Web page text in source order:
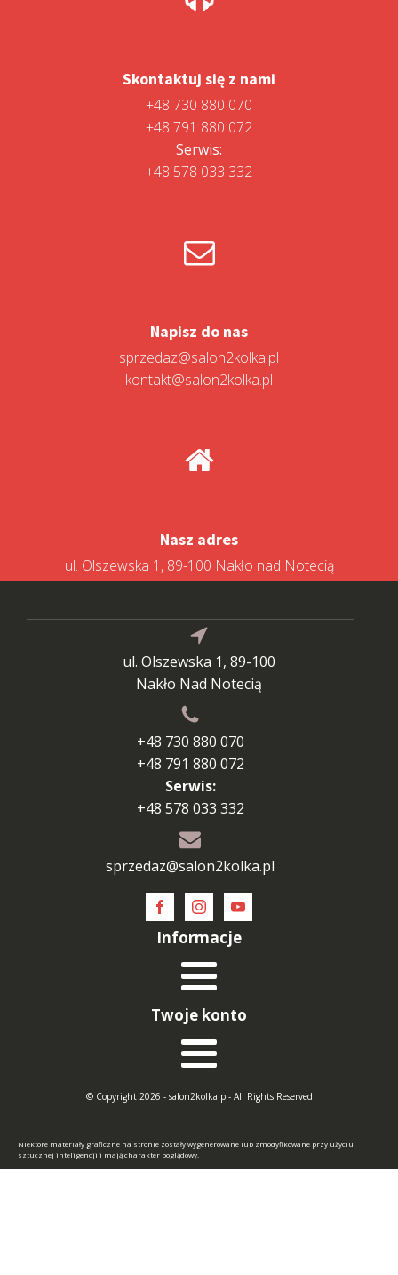
Skontaktuj się z nami
+48 730 880 070
+48 791 880 072
Serwis:
+48 578 033 332
Napisz do nas
sprzedaz@salon2kolka.pl
kontakt@salon2kolka.pl
Nasz adres
ul. Olszewska 1, 89-100 Nakło nad Notecią
ul. Olszewska 1, 89-100
Nakło Nad Notecią
+48 730 880 070
+48 791 880 072
Serwis:
+48 578 033 332
sprzedaz@salon2kolka.pl
Informacje
Twoje konto
© Copyright 2026 - salon2kolka.pl- All Rights Reserved
Niektóre materiały graficzne na stronie zostały wygenerowane lub zmodyfikowane przy użyciu
sztucznej inteligencji i mają charakter poglądowy.